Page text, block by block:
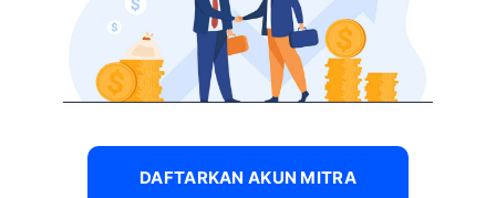
DAFTARKAN AKUN MITRA